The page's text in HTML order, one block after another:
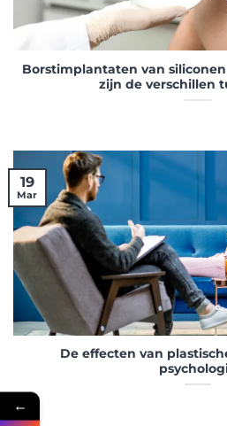
Borstimplantaten van
zijn de verschillen
De effecten van
19
Mar
←